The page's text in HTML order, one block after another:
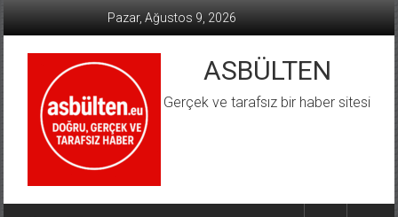
Pazar, Ağustos 9, 2026
ASBÜLTEN
Gerçek ve tarafsız bir haber sitesi